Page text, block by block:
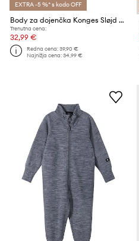
EXTRA -5 %* s kodo OFF
Body za dojenčka Konges Sløjd CHLEO ROMPER GOTS
Trenutna cena:
32,99 €
Redna cena:39,90 €
Najnižja cena:34,99 €